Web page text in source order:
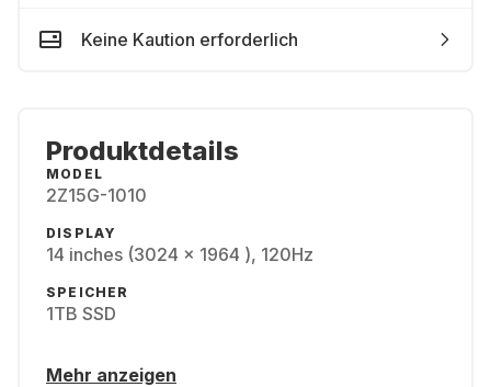
Keine Kaution erforderlich
Produktdetails
MODEL
2Z15G-1010
DISPLAY
14 inches (3024 x 1964 ), 120Hz
SPEICHER
1TB SSD
Mehr anzeigen